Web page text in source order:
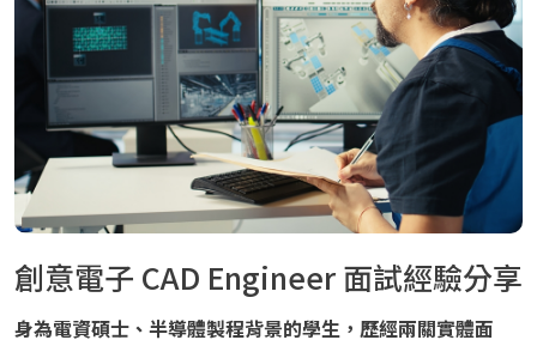
創意電子 CAD Engineer 面試經驗分享
身為電資碩士、半導體製程背景的學生，歷經兩關實體面